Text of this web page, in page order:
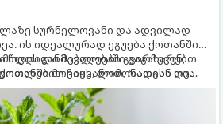
სურნელოვანი და ადვილად
ის იდეალურად ეგუება ქოთანში
მებაღეები გვირჩევენ,
მოვიყვანოთ, რადგან ღია
ის ფესვებით ძალიან
სხვა მცენარეებს ავიწროებს.
წლის განმავლობაში გაგახარებთ
ჩაის, ლიმონათისა თუ